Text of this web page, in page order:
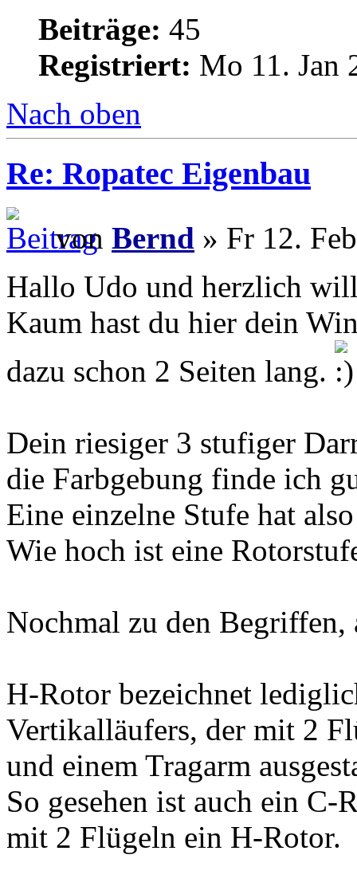
Beiträge: 45
Registriert: Mo 11. Jan
Nach oben
Re: Ropatec Eigenbau
von Bernd » Fr 12.
Hallo Udo und herzlich
Kaum hast du hier dein
dazu schon 2 Seiten lang.
Dein riesiger 3 stufiger
die Farbgebung finde ich
Eine einzelne Stufe hat
Wie hoch ist eine
Nochmal zu den
H-Rotor bezeichnet
Vertikalläufers, der mit 2
und einem Tragarm
So gesehen ist auch ein C-
mit 2 Flügeln ein H-Rotor.